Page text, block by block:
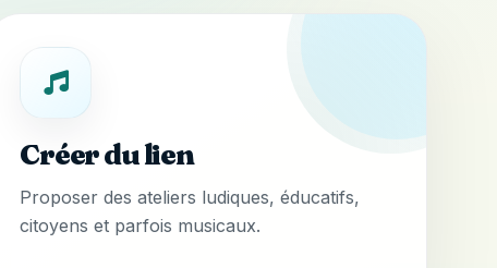
Créer du lien
Proposer des ateliers ludiques, éducatifs,
citoyens et parfois musicaux.